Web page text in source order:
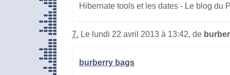
Hibernate tools et les dates - Le blog du
7. Le lundi 22 avril 2013 à 13:42, de
burberry bags